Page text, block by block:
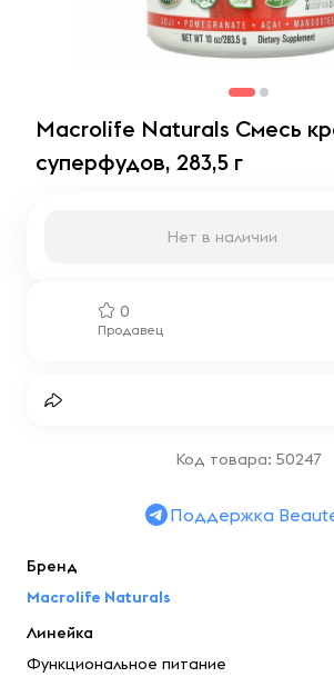
Macrolife Naturals Смесь
суперфудов, 283,5 г
0
Продавец
Нет в наличии
Код товара: 50247
Поддержка
Бренд
Macrolife Naturals
Линейка
Функциональное питание